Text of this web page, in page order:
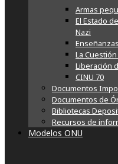
Armas
El Estado
Nazi
La
Liberación
CINU 70
Documentos
Documentos de
Bibliotecas
Recursos de
Modelos ONU